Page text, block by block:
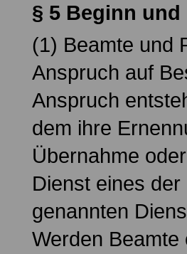
§ 5 Beginn und
(1) Beamte und
Anspruch auf
Anspruch
dem ihre
Übernahme
Dienst eines
genannten
Werden Beamte